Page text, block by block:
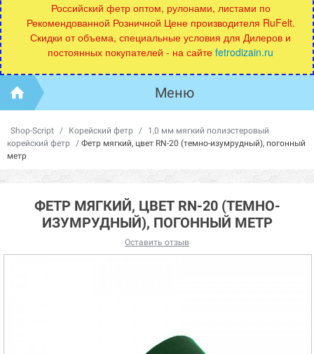
Российский фетр оптом, рулонами, листами по
Рекомендованной Розничной Цене производителя RuFelt.
Скидки от объема, специальные условия для Дилеров и
постоянных покупателей - на сайте fetrodizain.ru
Меню
Shop-Script / Корейский фетр /
1,0 мм мягкий полиэстеровый
корейский фетр
/ Фетр мягкий, цвет RN-20 (темно-изумрудный), погонный
метр
ФЕТР МЯГКИЙ, ЦВЕТ RN-20 (ТЕМНО-
ИЗУМРУДНЫЙ), ПОГОННЫЙ МЕТР
Оставить отзыв